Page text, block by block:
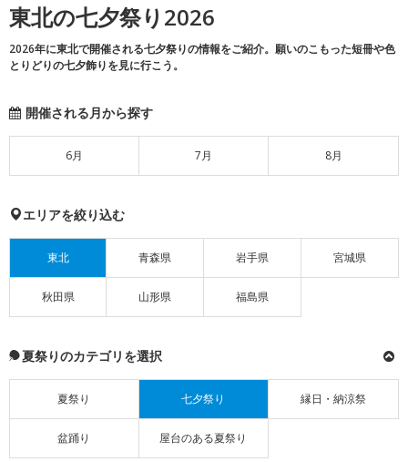
東北の七夕祭り2026
2026年に東北で開催される七夕祭りの情報をご紹介。願いのこもった短冊や色
とりどりの七夕飾りを見に行こう。
開催される月から探す
6月 7月 8月
エリアを絞り込む
東北 青森県 岩手県 宮城県
秋田県 山形県 福島県
夏祭りのカテゴリを選択
夏祭り 七夕祭り 縁日・納涼祭
盆踊り 屋台のある夏祭り